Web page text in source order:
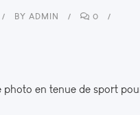
BY ADMIN 0
photo en tenue de sport